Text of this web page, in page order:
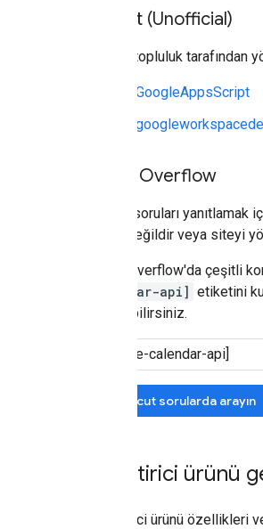
Reddit (Unofficial)
Ayrıca, topluluk
r/GoogleAppsScript
r/
Stack Overflow
Teknik soruları
sahip değildir veya siteyi
Stack Overflow'da çeşitli
calendar-api] etiketini
ekleyebilirsiniz.
Mevcut sorularda arayın
Geliştirici ürünü
Geliştirici ürünü özellikleri